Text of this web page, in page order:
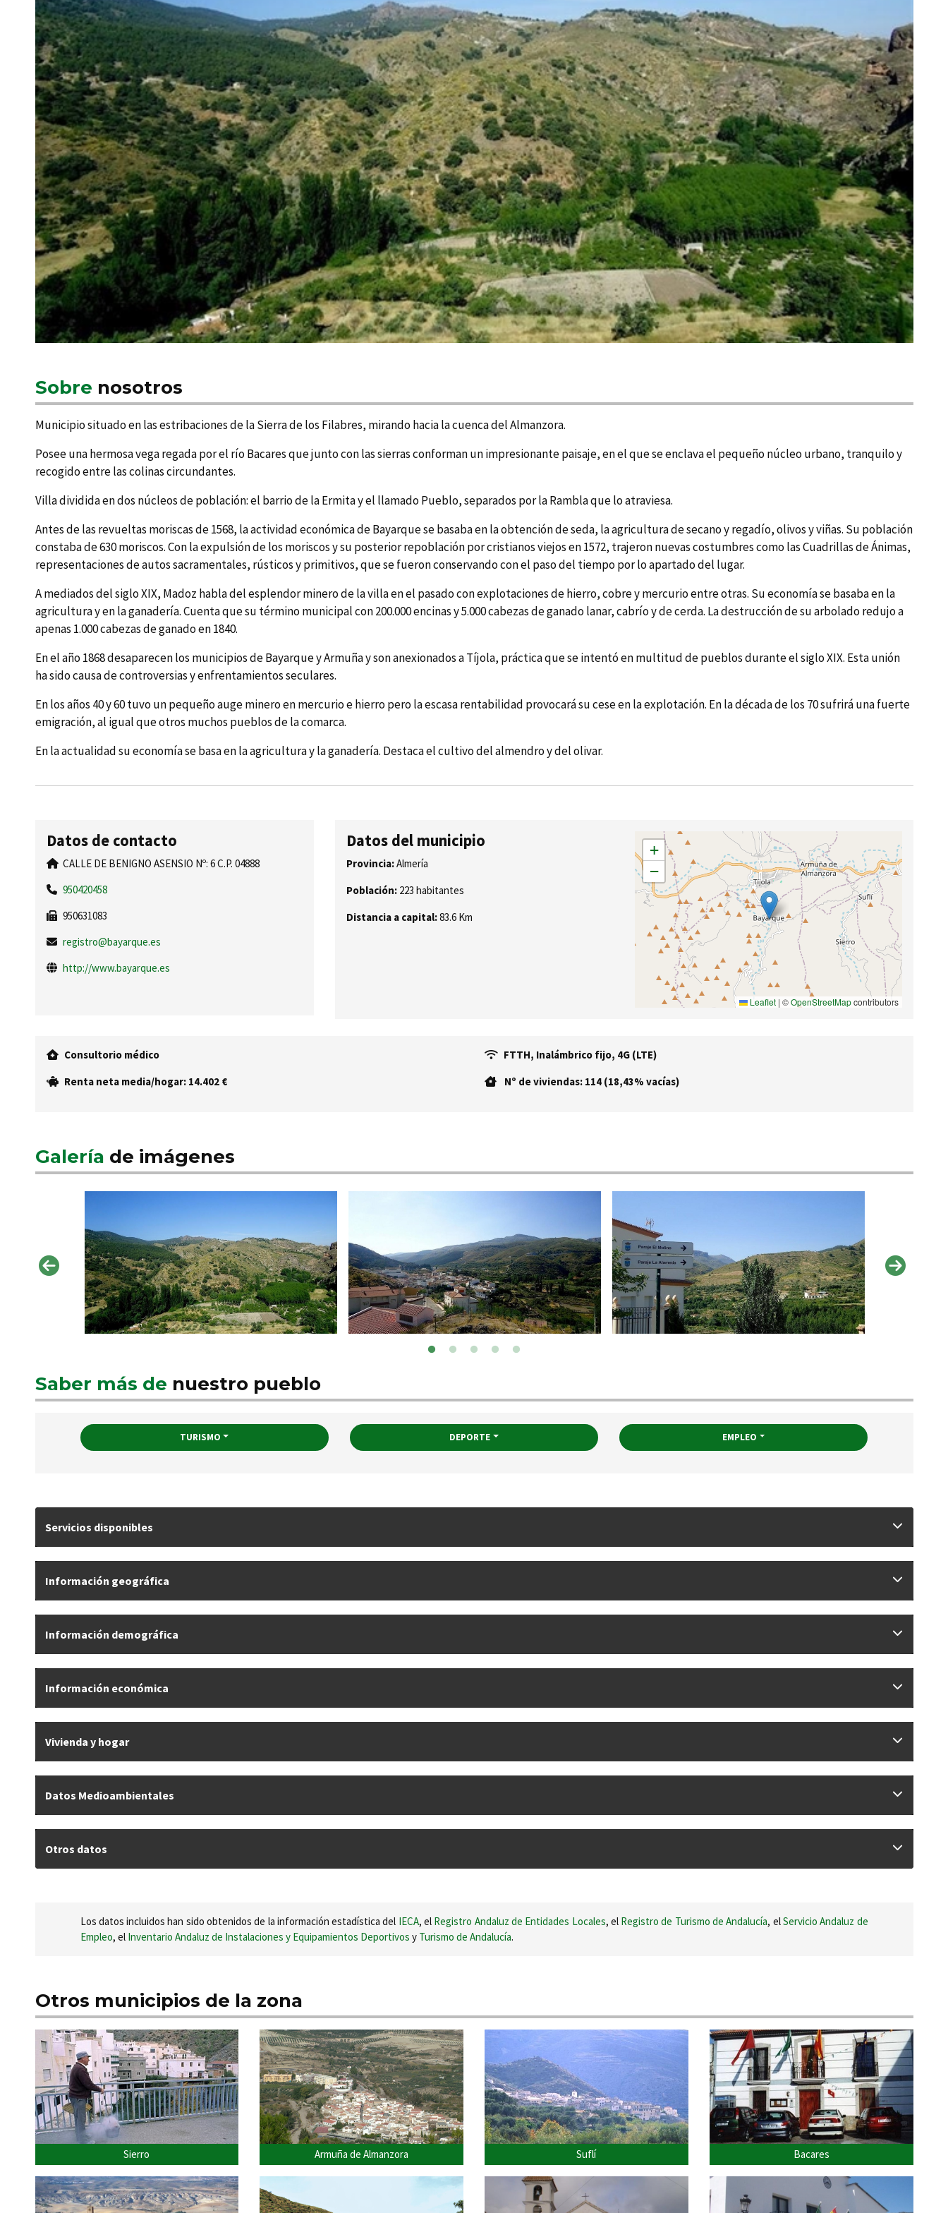
Sobre nosotros
Municipio situado en las estribaciones de la Sierra de los Filabres, mirando hacia la cuenca del Almanzora.
Posee una hermosa vega regada por el rí­o Bacares que junto con las sierras conforman un impresionante paisaje, en el que se enclava el pequeño núcleo urbano, tranquilo y
recogido entre las colinas circundantes.
Villa dividida en dos núcleos de población: el barrio de la Ermita y el llamado Pueblo, separados por la Rambla que lo atraviesa.
Antes de las revueltas moriscas de 1568, la actividad económica de Bayarque se basaba en la obtención de seda, la agricultura de secano y regadí­o, olivos y viñas. Su población
constaba de 630 moriscos. Con la expulsión de los moriscos y su posterior repoblación por cristianos viejos en 1572, trajeron nuevas costumbres como las Cuadrillas de Ánimas,
representaciones de autos sacramentales, rústicos y primitivos, que se fueron conservando con el paso del tiempo por lo apartado del lugar.
A mediados del siglo XIX, Madoz habla del esplendor minero de la villa en el pasado con explotaciones de hierro, cobre y mercurio entre otras. Su economí­a se basaba en la
agricultura y en la ganaderí­a. Cuenta que su término municipal con 200.000 encinas y 5.000 cabezas de ganado lanar, cabrí­o y de cerda. La destrucción de su arbolado redujo a
apenas 1.000 cabezas de ganado en 1840.
En el año 1868 desaparecen los municipios de Bayarque y Armuña y son anexionados a Tí­jola, práctica que se intentó en multitud de pueblos durante el siglo XIX. Esta unión
ha sido causa de controversias y enfrentamientos seculares.
En los años 40 y 60 tuvo un pequeño auge minero en mercurio e hierro pero la escasa rentabilidad provocará su cese en la explotación. En la década de los 70 sufrirá una fuerte
emigración, al igual que otros muchos pueblos de la comarca.
En la actualidad su economí­a se basa en la agricultura y la ganaderí­a. Destaca el cultivo del almendro y del olivar.
Datos de contacto
CALLE DE BENIGNO ASENSIO Nº: 6 C.P. 04888
950420458
950631083
registro@bayarque.es
http://www.bayarque.es
Datos del municipio
Provincia:Almería
Población:223 habitantes
Distancia a capital:83.6 Km
+
−
Leaflet | ©OpenStreetMapcontributors
Consultorio médico
FTTH, Inalámbrico fijo, 4G (LTE)
Renta neta media/hogar: 14.402 €
Nº de viviendas: 114 (18,43% vacías)
Galería de imágenes
Saber más de nuestro pueblo
TURISMO DEPORTE EMPLEO
Servicios disponibles
Información geográfica
Información demográfica
Información económica
Vivienda y hogar
Datos Medioambientales
Otros datos
Los datos incluidos han sido obtenidos de la información estadística del IECA, el Registro Andaluz de Entidades Locales, el Registro de Turismo de Andalucía, elServicio Andaluz de
Empleo, el Inventario Andaluz de Instalaciones y Equipamientos Deportivos y Turismo de Andalucía.
Otros municipios de la zona
Sierro Armuña de Almanzora Suflí Bacares